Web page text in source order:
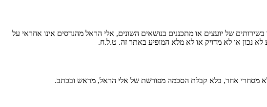
של יועצים או מתכננים בנושאים השונים, אלי הראל מהנדסים אינו אחראי על
נכון או לא מדויק או לא מלא המופיע באתר זה. ט.ל.ח.
מסחרי אחר, בלא קבלת הסכמה מפורשת של אלי הראל, מראש ובכתב.